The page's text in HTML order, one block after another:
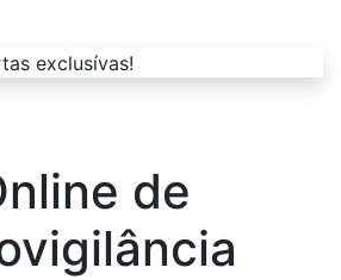
de